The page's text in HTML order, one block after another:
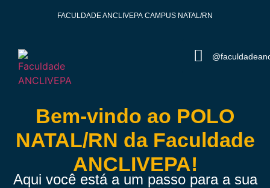
FACULDADE ANCLIVEPA CAMPUS NATAL/RN
Bem-vindo ao POLO
NATAL/RN da Faculdade
ANCLIVEPA!
Aqui você está a um passo para a sua